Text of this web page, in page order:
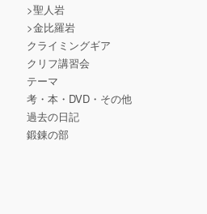
>聖人岩
>金比羅岩
クライミングギア
クリフ講習会
テーマ
考・本・DVD・その他
過去の日記
鍛錬の部